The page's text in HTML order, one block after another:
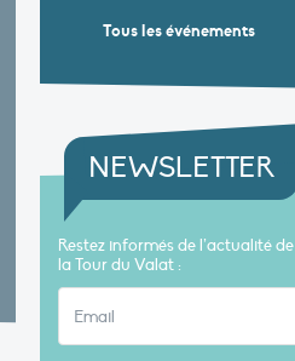
Tous les événements
NEWSLETTER
Restez informés de l’actualité de
la Tour du Valat :